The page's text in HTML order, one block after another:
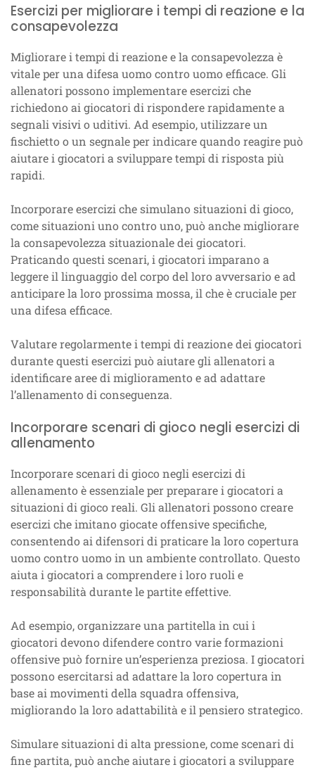
Esercizi per migliorare i tempi di reazione e la
consapevolezza
Migliorare i tempi di reazione e la consapevolezza è
vitale per una difesa uomo contro uomo efficace. Gli
allenatori possono implementare esercizi che
richiedono ai giocatori di rispondere rapidamente a
segnali visivi o uditivi. Ad esempio, utilizzare un
fischietto o un segnale per indicare quando reagire può
aiutare i giocatori a sviluppare tempi di risposta più
rapidi.
Incorporare esercizi che simulano situazioni di gioco,
come situazioni uno contro uno, può anche migliorare
la consapevolezza situazionale dei giocatori.
Praticando questi scenari, i giocatori imparano a
leggere il linguaggio del corpo del loro avversario e ad
anticipare la loro prossima mossa, il che è cruciale per
una difesa efficace.
Valutare regolarmente i tempi di reazione dei giocatori
durante questi esercizi può aiutare gli allenatori a
identificare aree di miglioramento e ad adattare
l’allenamento di conseguenza.
Incorporare scenari di gioco negli esercizi di
allenamento
Incorporare scenari di gioco negli esercizi di
allenamento è essenziale per preparare i giocatori a
situazioni di gioco reali. Gli allenatori possono creare
esercizi che imitano giocate offensive specifiche,
consentendo ai difensori di praticare la loro copertura
uomo contro uomo in un ambiente controllato. Questo
aiuta i giocatori a comprendere i loro ruoli e
responsabilità durante le partite effettive.
Ad esempio, organizzare una partitella in cui i
giocatori devono difendere contro varie formazioni
offensive può fornire un’esperienza preziosa. I giocatori
possono esercitarsi ad adattare la loro copertura in
base ai movimenti della squadra offensiva,
migliorando la loro adattabilità e il pensiero strategico.
Simulare situazioni di alta pressione, come scenari di
fine partita, può anche aiutare i giocatori a sviluppare